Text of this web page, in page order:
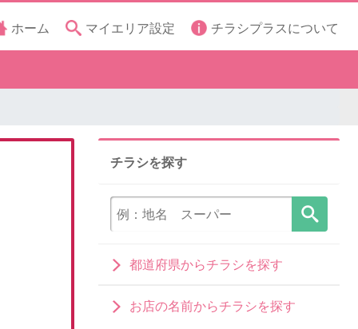
ホーム マイエリア設定 チラシプラスについて
チラシを探す
都道府県からチラシを探す
お店の名前からチラシを探す